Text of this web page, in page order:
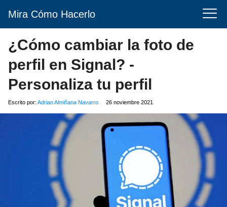
Mira Cómo Hacerlo
¿Cómo cambiar la foto de
perfil en Signal? -
Personaliza tu perfil
Escrito por: Adrian Almiñana Navarro 26 noviembre 2021